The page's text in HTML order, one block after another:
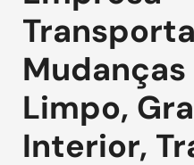
Limpo,
Interior,